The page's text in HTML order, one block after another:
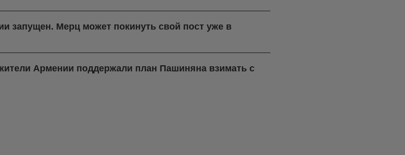
запущен. Мерц может покинуть свой пост уже в
Армении поддержали план Пашиняна взимать с